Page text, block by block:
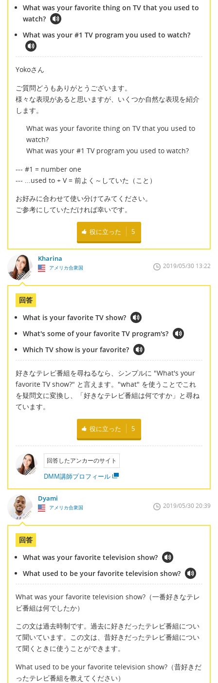
What was your favorite thing on TV that you used to
watch?
What was your #1 TV program you used to watch?
Yokoさん
ご質問どうもありがとうございます。
様々な表現があると思いますが、いくつか自然な表現を紹介
します。
What was your favorite thing on TV that you used to
watch?
What was your #1 TV program you used to watch?
--- #1 = number one
--- ...used to + V = 前よく～していた（こと）
お好みに合わせて使い分けてみてください。
ご参考にしていただければ幸いです。
役に立った 5
Kharina
アメリカ合衆国 2019/05/30 13:22
回答
What is your favorite TV show?
What's some of your favorite TV program's?
Which TV show is your favorite?
好きなテレビ番組を尋ねるなら、シンプルに "What's your
favorite TV show?" と言えます。"what" を使うことでこれ
を疑問文に変換し、「好きなテレビ番組は何ですか」と尋ね
ています。
役に立った 5
回答したアンカーのサイト
DMM講師プロフィール
Dyami
アメリカ合衆国 2019/05/30 20:39
回答
What was your favorite television show?
What used to be your favorite television show?
What was your favorite television show?（一番好きなテレ
ビ番組は何でしたか）
この文は過去時制です。過去に好きだったテレビ番組につい
て聞いています。この文は、昔好きだったテレビ番組につい
て聞くときに使うことができます。
What used to be your favorite television show?（昔好きだ
ったテレビ番組を教えてください）